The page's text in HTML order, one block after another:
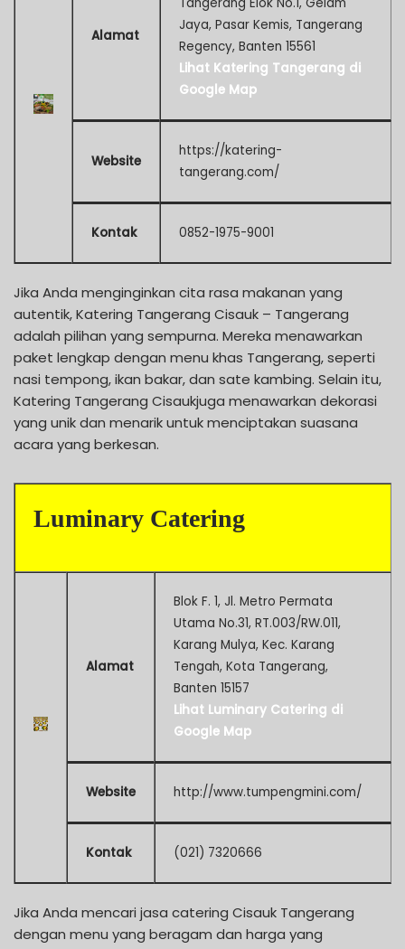
Alamat
Jaya, Pasar Kemis, Tangerang
Regency, Banten 15561
Lihat Katering Tangerang di
Google Map
Website
https://katering-
tangerang.com/
Kontak 0852-1975-9001
Jika Anda menginginkan cita rasa makanan yang
autentik, Katering Tangerang Cisauk – Tangerang
adalah pilihan yang sempurna. Mereka menawarkan
paket lengkap dengan menu khas Tangerang, seperti
nasi tempong, ikan bakar, dan sate kambing. Selain itu,
Katering Tangerang Cisaukjuga menawarkan dekorasi
yang unik dan menarik untuk menciptakan suasana
acara yang berkesan.
Luminary Catering
Alamat
Blok F. 1, Jl. Metro Permata
Utama No.31, RT.003/RW.011,
Karang Mulya, Kec. Karang
Tengah, Kota Tangerang,
Banten 15157
Lihat Luminary Catering di
Google Map
Website http://www.tumpengmini.com/
Kontak (021) 7320666
Jika Anda mencari jasa catering Cisauk Tangerang
dengan menu yang beragam dan harga yang